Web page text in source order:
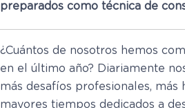
preparados como técnica de
¿Cuántos de nosotros hemos
en el último año? Diariamente
más desafíos profesionales, más
mayores tiempos dedicados a